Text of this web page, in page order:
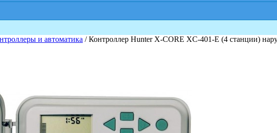
и автоматика / Контроллер Hunter X-CORE XC-401-E (4 станции)